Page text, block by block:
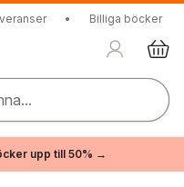
• Billiga böcker
upp till 50% →